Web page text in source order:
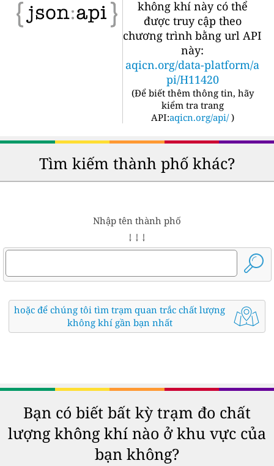
không khí này có thể
được truy cập theo
chương trình bằng url API
này:
aqicn.org/data-platform/a
pi/H11420
(Để biết thêm thông tin, hãy
kiểm tra trang
API:aqicn.org/api/ )
Tìm kiếm thành phố khác?
Nhập tên thành phố
↓ ↓ ↓
hoặc để chúng tôi tìm trạm quan trắc chất lượng
không khí gần bạn nhất
Bạn có biết bất kỳ trạm đo chất
lượng không khí nào ở khu vực của
bạn không?